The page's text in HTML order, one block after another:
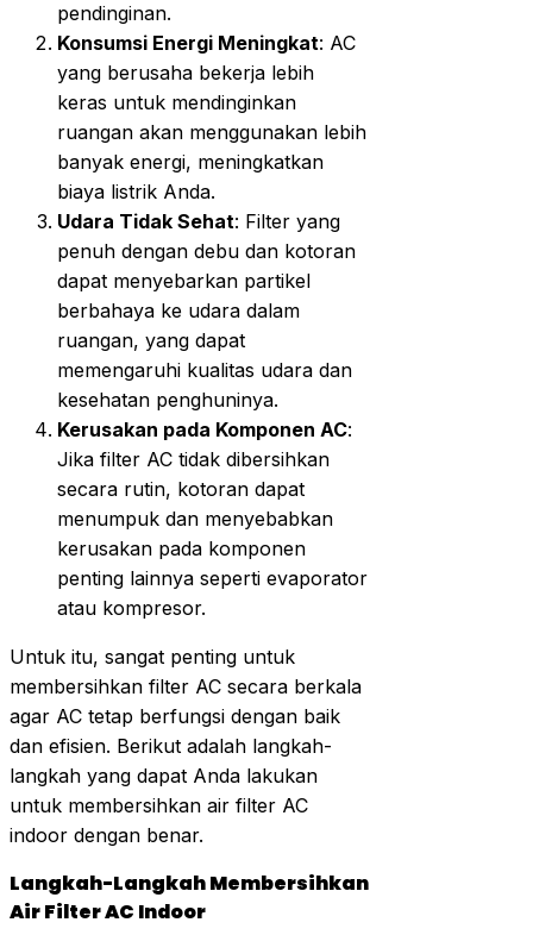
pendinginan.
Konsumsi Energi Meningkat: AC
yang berusaha bekerja lebih
keras untuk mendinginkan
ruangan akan menggunakan lebih
banyak energi, meningkatkan
biaya listrik Anda.
Udara Tidak Sehat: Filter yang
penuh dengan debu dan kotoran
dapat menyebarkan partikel
berbahaya ke udara dalam
ruangan, yang dapat
memengaruhi kualitas udara dan
kesehatan penghuninya.
Kerusakan pada Komponen AC:
Jika filter AC tidak dibersihkan
secara rutin, kotoran dapat
menumpuk dan menyebabkan
kerusakan pada komponen
penting lainnya seperti evaporator
atau kompresor.
Untuk itu, sangat penting untuk
membersihkan filter AC secara berkala
agar AC tetap berfungsi dengan baik
dan efisien. Berikut adalah langkah-
langkah yang dapat Anda lakukan
untuk membersihkan air filter AC
indoor dengan benar.
Langkah-Langkah Membersihkan
Air Filter AC Indoor